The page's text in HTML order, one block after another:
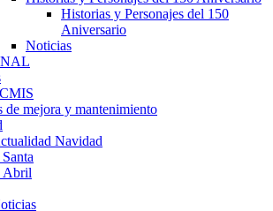
Historias y Personajes del 150
Aniversario
Noticias
de mejora y mantenimiento
Navidad
Abril